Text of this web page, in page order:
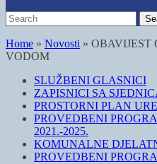
Search
for:
Home » Novosti » OBAVIJEST
VODOM
SLUŽBENI GLASNICI
ZAPISNICI SA
PROSTORNI PLAN
PROVEDBENI
2021.-2025.
KOMUNALNE
PROVEDBENI